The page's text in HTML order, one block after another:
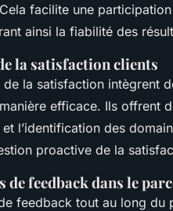
facilite une
ainsi la fiabilité des
la satisfaction clients
la satisfaction intègrent
efficace. Ils offrent
l’identification des
proactive de la
feedback dans le
feedback tout au long